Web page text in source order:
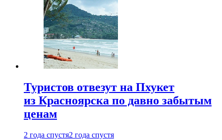
Туристов отвезут на Пхукет
из Красноярска по давно забытым
ценам
2 года спустя2 года спустя